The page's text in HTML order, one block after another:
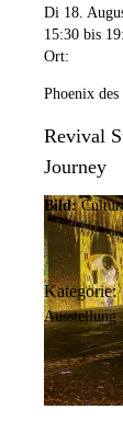
Di 18.
15:30 bis
Ort:
Phoenix
Revival
Journey
Bild:
Kategorie:
Ausstellung